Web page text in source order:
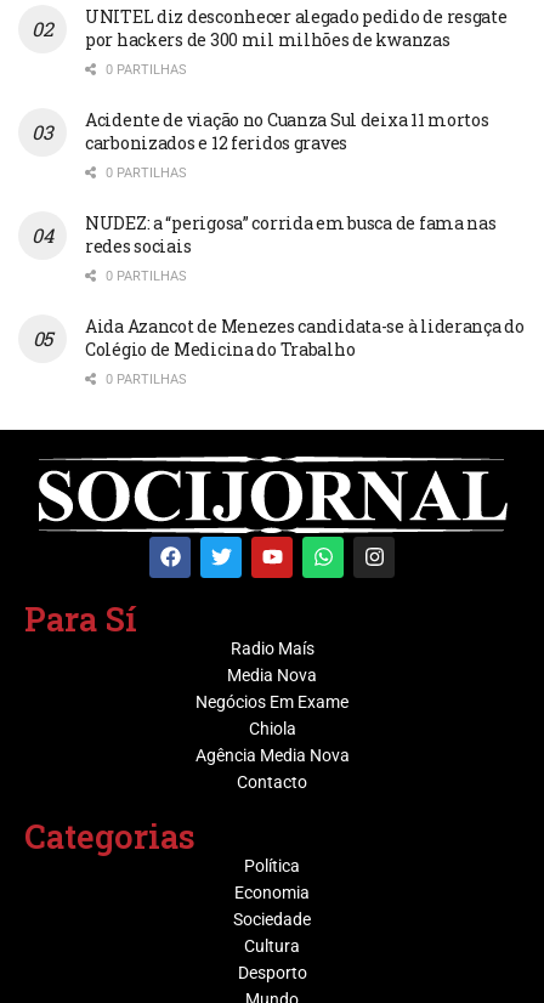
UNITEL diz desconhecer alegado pedido de resgate
por hackers de 300 mil milhões de kwanzas
0 PARTILHAS
Acidente de viação no Cuanza Sul deixa 11 mortos
carbonizados e 12 feridos graves
0 PARTILHAS
NUDEZ: a “perigosa” corrida em busca de fama nas
redes sociais
0 PARTILHAS
Aida Azancot de Menezes candidata-se à liderança do
Colégio de Medicina do Trabalho
0 PARTILHAS
Para Sí
Radio Maís
Media Nova
Negócios Em Exame
Chiola
Agência Media Nova
Contacto
Categorias
Política
Economia
Sociedade
Cultura
Desporto